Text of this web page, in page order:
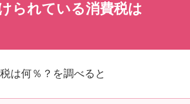
られている消費税は
は何％？を調べると